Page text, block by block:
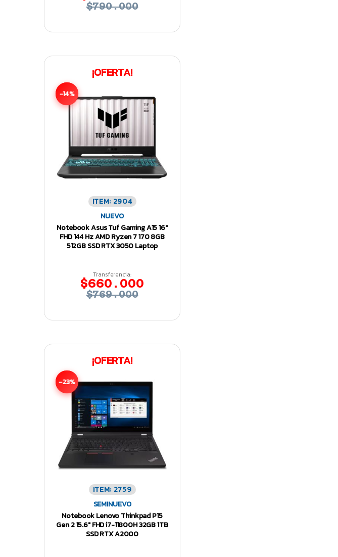
$790.000
¡OFERTA!
-14%
ITEM: 2904
NUEVO
Notebook Asus Tuf Gaming A15 16″
FHD 144 Hz AMD Ryzen 7 170 8GB
512GB SSD RTX 3050 Laptop
Transferencia:
$660.000
$769.000
¡OFERTA!
-23%
ITEM: 2759
SEMINUEVO
Notebook Lenovo Thinkpad P15
Gen 2 15.6″ FHD i7-11800H 32GB 1TB
SSD RTX A2000